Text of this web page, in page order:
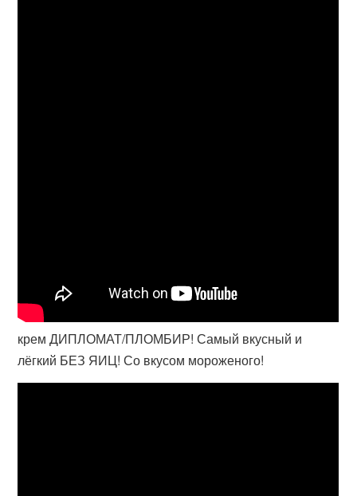
крем ДИПЛОМАТ/ПЛОМБИР! Самый вкусный и
лёгкий БЕЗ ЯИЦ! Со вкусом мороженого!